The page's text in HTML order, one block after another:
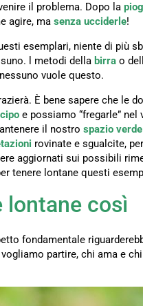
il problema. Dopo la
agire, ma senza ucciderle!
esemplari, niente di più
l metodi della birra o
vuole questo.
È bene sapere che le
e possiamo “fregarle”
il nostro spazio verde
rovinate e sgualcite,
aggiornati sui possibili
tenere lontane questi
lontane così
fondamentale
partire, chi ama e